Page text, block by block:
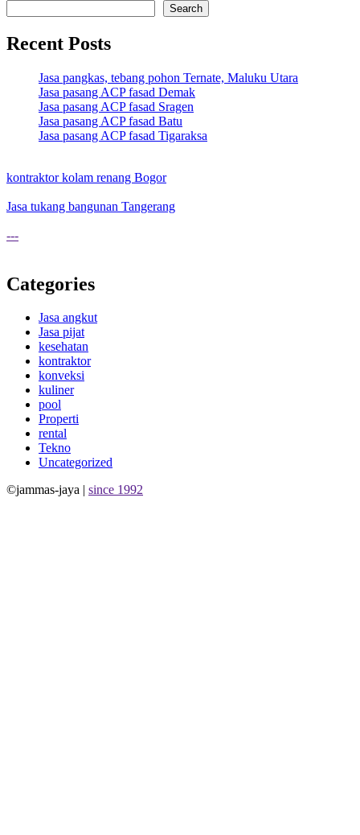
Search
Recent Posts
Jasa pangkas, tebang pohon Ternate, Maluku Utara
Jasa pasang ACP fasad Demak
Jasa pasang ACP fasad Sragen
Jasa pasang ACP fasad Batu
Jasa pasang ACP fasad Tigaraksa
kontraktor kolam renang Bogor
Jasa tukang bangunan Tangerang
---
Categories
Jasa angkut
Jasa pijat
kesehatan
kontraktor
konveksi
kuliner
pool
Properti
rental
Tekno
Uncategorized
©jammas-jaya | since 1992